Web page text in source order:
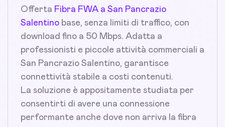
Offerta Fibra FWA a San Pancrazio
Salentino base, senza limiti di traffico, con
download fino a 50 Mbps. Adatta a
professionisti e piccole attività commerciali a
San Pancrazio Salentino, garantisce
connettività stabile a costi contenuti.
La soluzione è appositamente studiata per
consentirti di avere una connessione
performante anche dove non arriva la fibra